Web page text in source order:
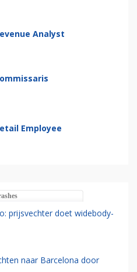
Analyst
Employee
prijsvechter doet widebody-
naar Barcelona door